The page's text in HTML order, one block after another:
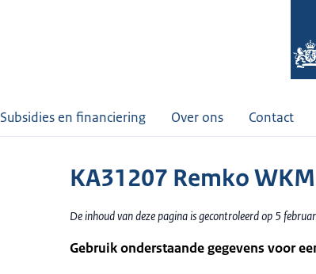
Subsidies en financiering Over ons Contact
KA31207 Remko
De inhoud van deze pagina is gecontroleerd op 5
Gebruik onderstaande gegevens voor